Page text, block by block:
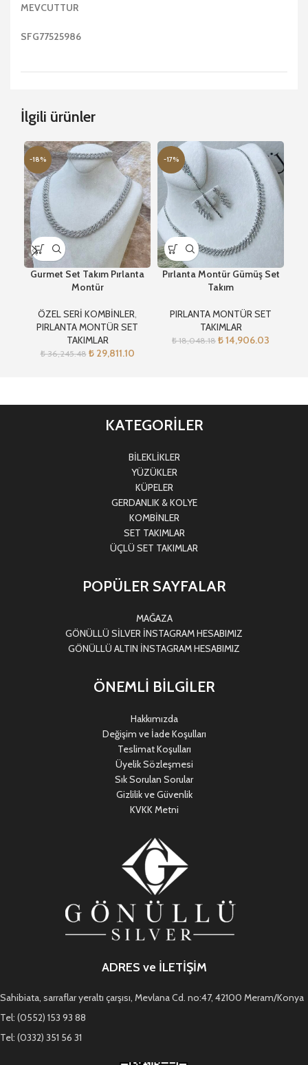
MEVCUTTUR
SFG77525986
İlgili ürünler
-18%
Gurmet Set Takım Pırlanta
Montür
ÖZEL SERİ KOMBİNLER,
PIRLANTA MONTÜR SET
TAKIMLAR
₺36,245.48 ₺29,811.10
-17%
Pırlanta Montür Gümüş Set
Takım
PIRLANTA MONTÜR SET
TAKIMLAR
₺18,048.18 ₺14,906.03
KATEGORİLER
BİLEKLİKLER
YÜZÜKLER
KÜPELER
GERDANLIK & KOLYE
KOMBİNLER
SET TAKIMLAR
ÜÇLÜ SET TAKIMLAR
POPÜLER SAYFALAR
MAĞAZA
GÖNÜLLÜ SİLVER İNSTAGRAM HESABIMIZ
GÖNÜLLÜ ALTIN İNSTAGRAM HESABIMIZ
ÖNEMLİ BİLGİLER
Hakkımızda
Değişim ve İade Koşulları
Teslimat Koşulları
Üyelik Sözleşmesi
Sık Sorulan Sorular
Gizlilik ve Güvenlik
KVKK Metni
ADRES ve İLETİŞİM
Sahibiata, sarraflar yeraltı çarşısı, Mevlana Cd. no:47, 42100 Meram/Konya
Tel: (0552) 153 93 88
Tel: (0332) 351 56 31